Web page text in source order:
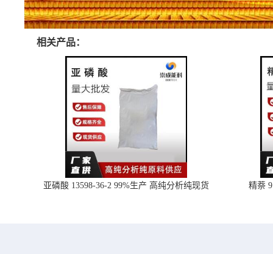
相关产品：
亚磷酸 13598-36-2 99%生产 高纯分析纯现货 精萘